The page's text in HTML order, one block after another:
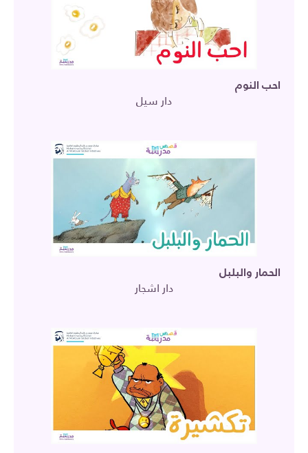
احب النوم
دار سيل
الحمار والبلبل
دار اشجار